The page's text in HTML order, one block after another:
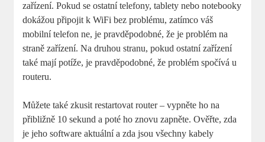
zařízení. Pokud se ostatní telefony, tablety nebo notebooky
dokážou připojit k WiFi bez problému, zatímco váš
mobilní telefon ne, je pravděpodobné, že je problém na
straně zařízení. Na druhou stranu, pokud ostatní zařízení
také mají potíže, je pravděpodobné, že problém spočívá u
routeru.
Můžete také zkusit restartovat router – vypněte ho na
přibližně 10 sekund a poté ho znovu zapněte. Ověřte, zda
je jeho software aktuální a zda jsou všechny kabely